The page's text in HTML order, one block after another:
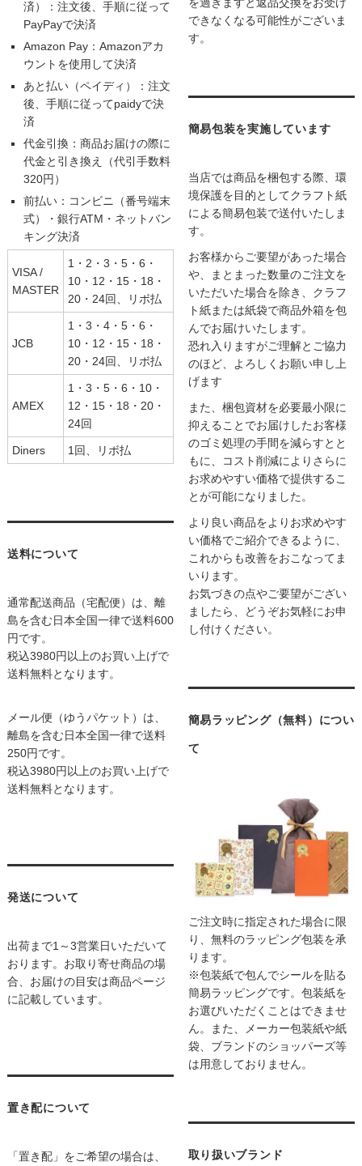
済）：注文後、手順に従って
PayPayで決済
Amazon Pay：Amazonアカ
ウントを使用して決済
あと払い（ペイディ）：注文
後、手順に従ってpaidyで決
済
代金引換：商品お届けの際に
代金と引き換え（代引手数料
320円）
前払い：コンビニ（番号端末
式）・銀行ATM・ネットバン
キング決済
VISA /
MASTER
1・2・3・5・6・
10・12・15・18・
20・24回、リボ払
JCB
1・3・4・5・6・
10・12・15・18・
20・24回、リボ払
AMEX
1・3・5・6・10・
12・15・18・20・
24回
Diners 1回、リボ払
送料について
通常配送商品（宅配便）は、離
島を含む日本全国一律で送料600
円です。
税込3980円以上のお買い上げで
送料無料となります。
メール便（ゆうパケット）は、
離島を含む日本全国一律で送料
250円です。
税込3980円以上のお買い上げで
送料無料となります。
発送について
出荷まで1～3営業日いただいて
おります。お取り寄せ商品の場
合、お届けの目安は商品ページ
に記載しています。
置き配について
「置き配」をご希望の場合は、
できなくなる可能性がございま
す。
簡易包装を実施しています
当店では商品を梱包する際、環
境保護を目的としてクラフト紙
による簡易包装で送付いたしま
す。
お客様からご要望があった場合
や、まとまった数量のご注文を
いただいた場合を除き、クラフ
ト紙または紙袋で商品外箱を包
んでお届けいたします。
恐れ入りますがご理解とご協力
のほど、よろしくお願い申し上
げます
また、梱包資材を必要最小限に
抑えることでお届けしたお客様
のゴミ処理の手間を減らすとと
もに、コスト削減によりさらに
お求めやすい価格で提供するこ
とが可能になりました。
より良い商品をよりお求めやす
い価格でご紹介できるように、
これからも改善をおこなってま
いります。
お気づきの点やご要望がござい
ましたら、どうぞお気軽にお申
し付けください。
簡易ラッピング（無料）につい
て
ご注文時に指定された場合に限
り、無料のラッピング包装を承
ります。
※包装紙で包んでシールを貼る
簡易ラッピングです。包装紙を
お選びいただくことはできませ
ん。また、メーカー包装紙や紙
袋、ブランドのショッパーズ等
は用意しておりません。
取り扱いブランド